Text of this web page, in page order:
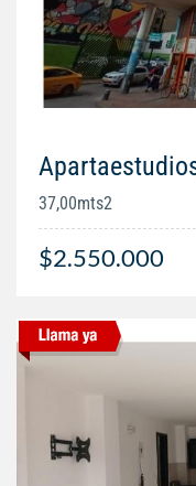
37,00mts2
$2.550.000